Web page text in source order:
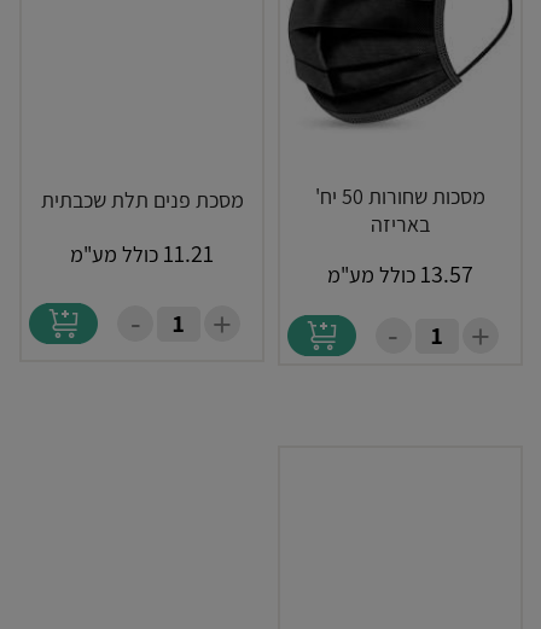
מסכות שחורות 50 יח'
באריזה
13.57 כולל מע"מ
+
-
מסכת פנים תלת שכבתית
11.21 כולל מע"מ
+
-